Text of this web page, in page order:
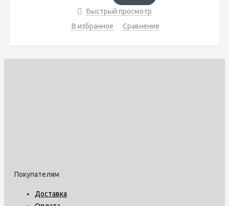
Быстрый просмотр
В избранное
Сравнение
Покупателям
Доставка